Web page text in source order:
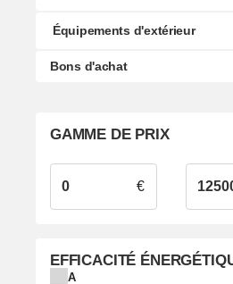
Équipements d'extérieur
Bons d'achat
GAMME DE PRIX
€
EFFICACITÉ
A